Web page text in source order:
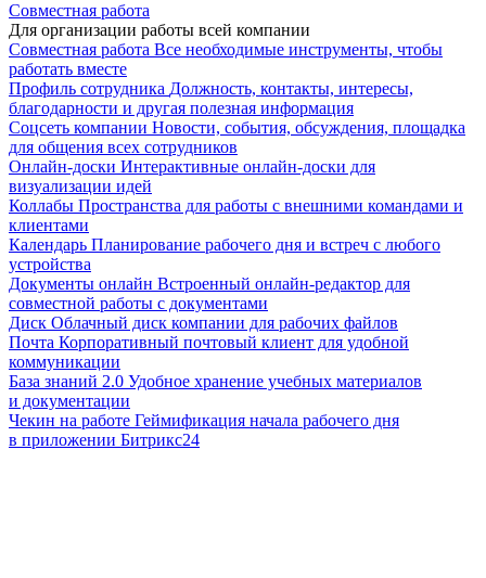
Совместная работа
Для организации работы всей компании
Совместная работа Все необходимые инструменты, чтобы
работать вместе
Профиль сотрудника Должность, контакты, интересы,
благодарности и другая полезная информация
Соцсеть компании Новости, события, обсуждения, площадка
для общения всех сотрудников
Онлайн-доски Интерактивные онлайн-доски для
визуализации идей
Коллабы Пространства для работы с внешними командами и
клиентами
Календарь Планирование рабочего дня и встреч с любого
устройства
Документы онлайн Встроенный онлайн-редактор для
совместной работы с документами
Диск Облачный диск компании для рабочих файлов
Почта Корпоративный почтовый клиент для удобной
коммуникации
База знаний 2.0 Удобное хранение учебных материалов
и документации
Чекин на работе Геймификация начала рабочего дня
в приложении Битрикс24